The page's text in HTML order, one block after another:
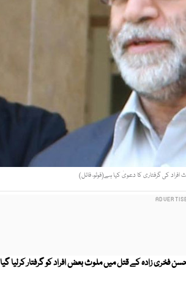
کی گرفتاری کا دعویٰ کیا ہے(فوٹو، فائل)
زادہ کے قتل میں ملوث بعض افراد کو گرفتار کرلیا گیا